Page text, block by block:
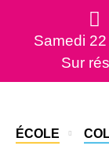
Samedi
Sur
ÉCOLE